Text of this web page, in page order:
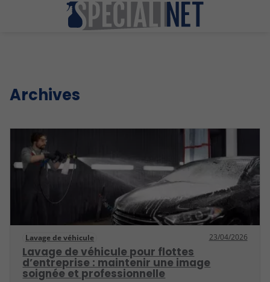
Archives
Lavage de véhicule 23/04/2026
Lavage de véhicule pour flottes
d’entreprise : maintenir une image
soignée et professionnelle